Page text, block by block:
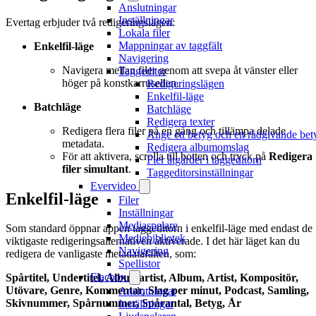
Anslutningar
Inställningar
Lokala filer
Mappningar av taggfält
Navigering
Taggeditor
Redigeringslägen
Enkelfil-läge
Batchläge
Redigera texter
Ange ett betyg och ett rådgivande
Redigera albumomslag
Fler åtgärder i taggeditorn
Taggeditorsinställningar
Evervideo
Filer
Inställningar
Mediaspelare
Mediebibliotek
Navigering
Spellistor
Flacbox
Anslutningar
Inställningar
Evertag erbjuder två redigeringslägen:
Enkelfil-läge
Navigera mellan filer genom att svepa åt vänster eller
höger på konstkarrusellen.
Batchläge
Redigera flera filer på en gång och tillämpa delade
metadata.
För att aktivera, scrolla till botten och tryck på Redigera
filer simultant.
Enkelfil-läge
Som standard öppnar appen taggeditorn i enkelfil-läge med endast de
viktigaste redigeringsalternativen aktiverade. I det här läget kan du
redigera de vanligaste metadatafälten, som:
Spårtitel, Undertitel, Albumartist, Album, Artist, Kompositör,
Utövare, Genre, Kommentar, Slag per minut, Podcast, Samling,
Skivnummer, Spårnummer, Spårantal, Betyg, År